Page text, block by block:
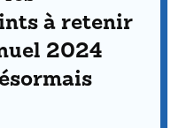
à retenir
2024